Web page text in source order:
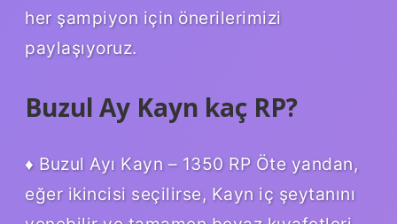
her şampiyon için önerilerimizi
paylaşıyoruz.
Buzul Ay Kayn kaç RP?
♦ Buzul Ayı Kayn – 1350 RP Öte yandan,
eğer ikincisi seçilirse, Kayn iç şeytanını